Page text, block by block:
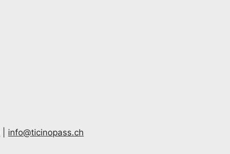
info@ticinopass.ch